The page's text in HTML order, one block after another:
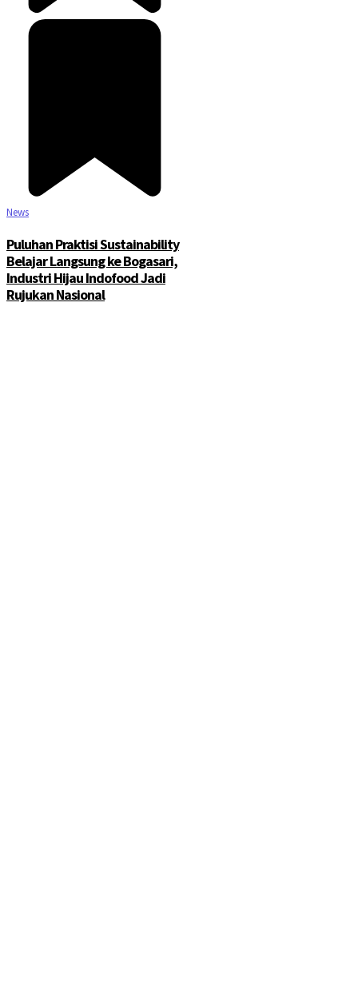
News
Puluhan Praktisi Sustainability
Belajar Langsung ke Bogasari,
Industri Hijau Indofood Jadi
Rujukan Nasional